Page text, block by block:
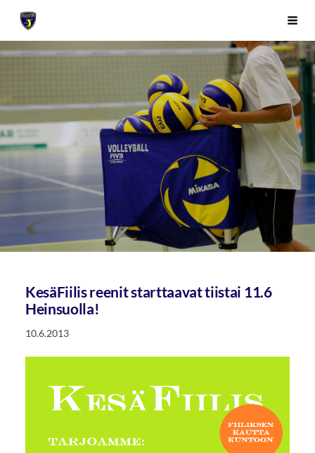
Siirry
sivunSivuston etusivulle
KesäFiilis reenit starttaavat tiistai 11.6
Heinsuolla!
10.6.2013